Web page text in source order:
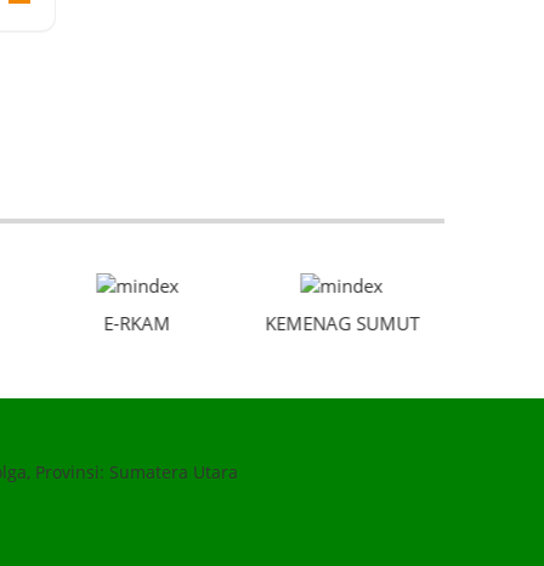
E-RKAM KEMENAG SUMUT
Provinsi: Sumatera Utara